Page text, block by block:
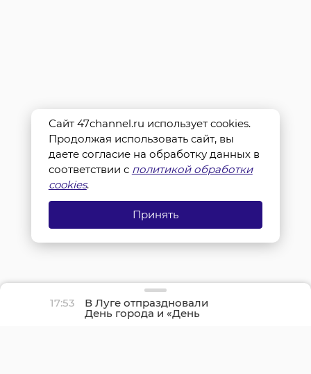
17:53 В Луге отпраздновали
День города и «День
детства»
Сайт 47channel.ru использует cookies.
Продолжая использовать сайт, вы
даете согласие на обработку данных в
соответствии с политикой обработки
cookies.
Принять